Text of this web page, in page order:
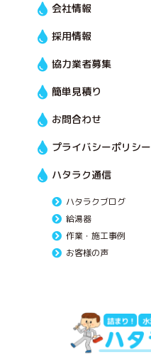
会社情報
採用情報
協力業者募集
簡単見積り
お問合わせ
プライバシーポリシー
ハタラク通信
ハタラクブログ
給湯器
作業・施工事例
お客様の声